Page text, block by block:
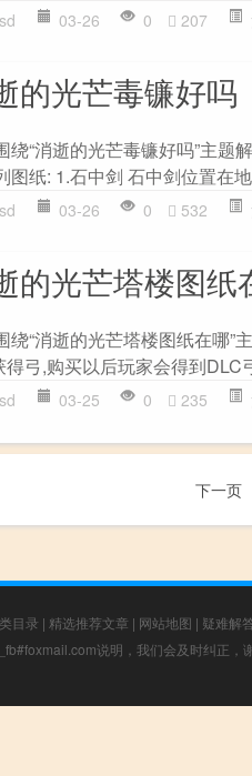
03-26 0 207
的光芒毒镰好吗
绕“消逝的光芒毒镰好吗”主题
图纸: 1.石中剑 石中剑位置在
03-26 0 532
的光芒塔楼图纸
绕“消逝的光芒塔楼图纸在哪
得弓,购买以后玩家会得到DLC
03-25 0 235
下一页
目录 | 精选推荐文章 | 网站地图 | 疑难解
说明，我们会及时纠正，